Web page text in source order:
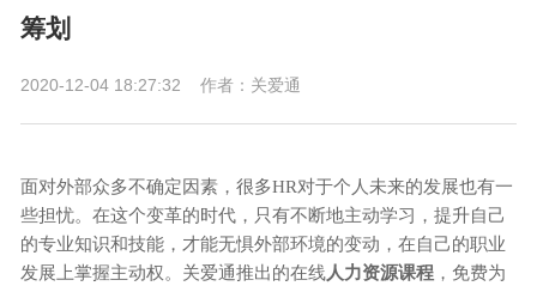
筹划
2020-12-04 18:27:32 作者：关爱通
面对外部众多不确定因素，很多HR对于个人未来的发展也有一
些担忧。在这个变革的时代，只有不断地主动学习，提升自己
的专业知识和技能，才能无惧外部环境的变动，在自己的职业
发展上掌握主动权。关爱通推出的在线人力资源课程 ，免费为